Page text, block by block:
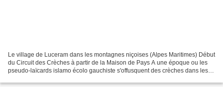
Le village de Luceram dans les montagnes niçoises (Alpes Maritimes) Début
du Circuit des Crèches à partir de la Maison de Pays A une époque ou les
pseudo-laïcards islamo écolo gauchiste s'offusquent des crèches dans les